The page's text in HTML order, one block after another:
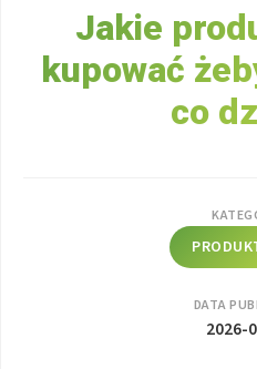
Jakie
kupować
co
DATA
2026-